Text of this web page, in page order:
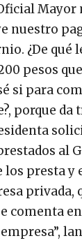
nuestro
¿De qué
pesos
si para
porque da
al
los presta y
privada,
comenta